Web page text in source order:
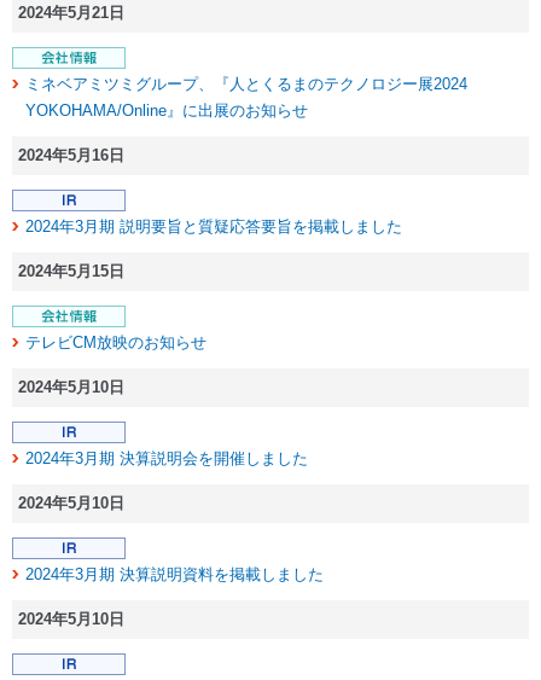
2024年5月21日
ミネベアミツミグループ、『人とくるまのテクノロジー展2024
YOKOHAMA/Online』に出展のお知らせ
2024年5月16日
2024年3月期 説明要旨と質疑応答要旨を掲載しました
2024年5月15日
テレビCM放映のお知らせ
2024年5月10日
2024年3月期 決算説明会を開催しました
2024年5月10日
2024年3月期 決算説明資料を掲載しました
2024年5月10日